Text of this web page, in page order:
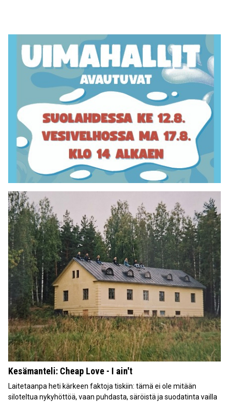
Kesämanteli: Cheap Love - I ain't
Laitetaanpa heti kärkeen faktoja tiskiin: tämä ei ole mitään
siloteltua nykyhöttöä, vaan puhdasta, säröistä ja suodatinta vailla